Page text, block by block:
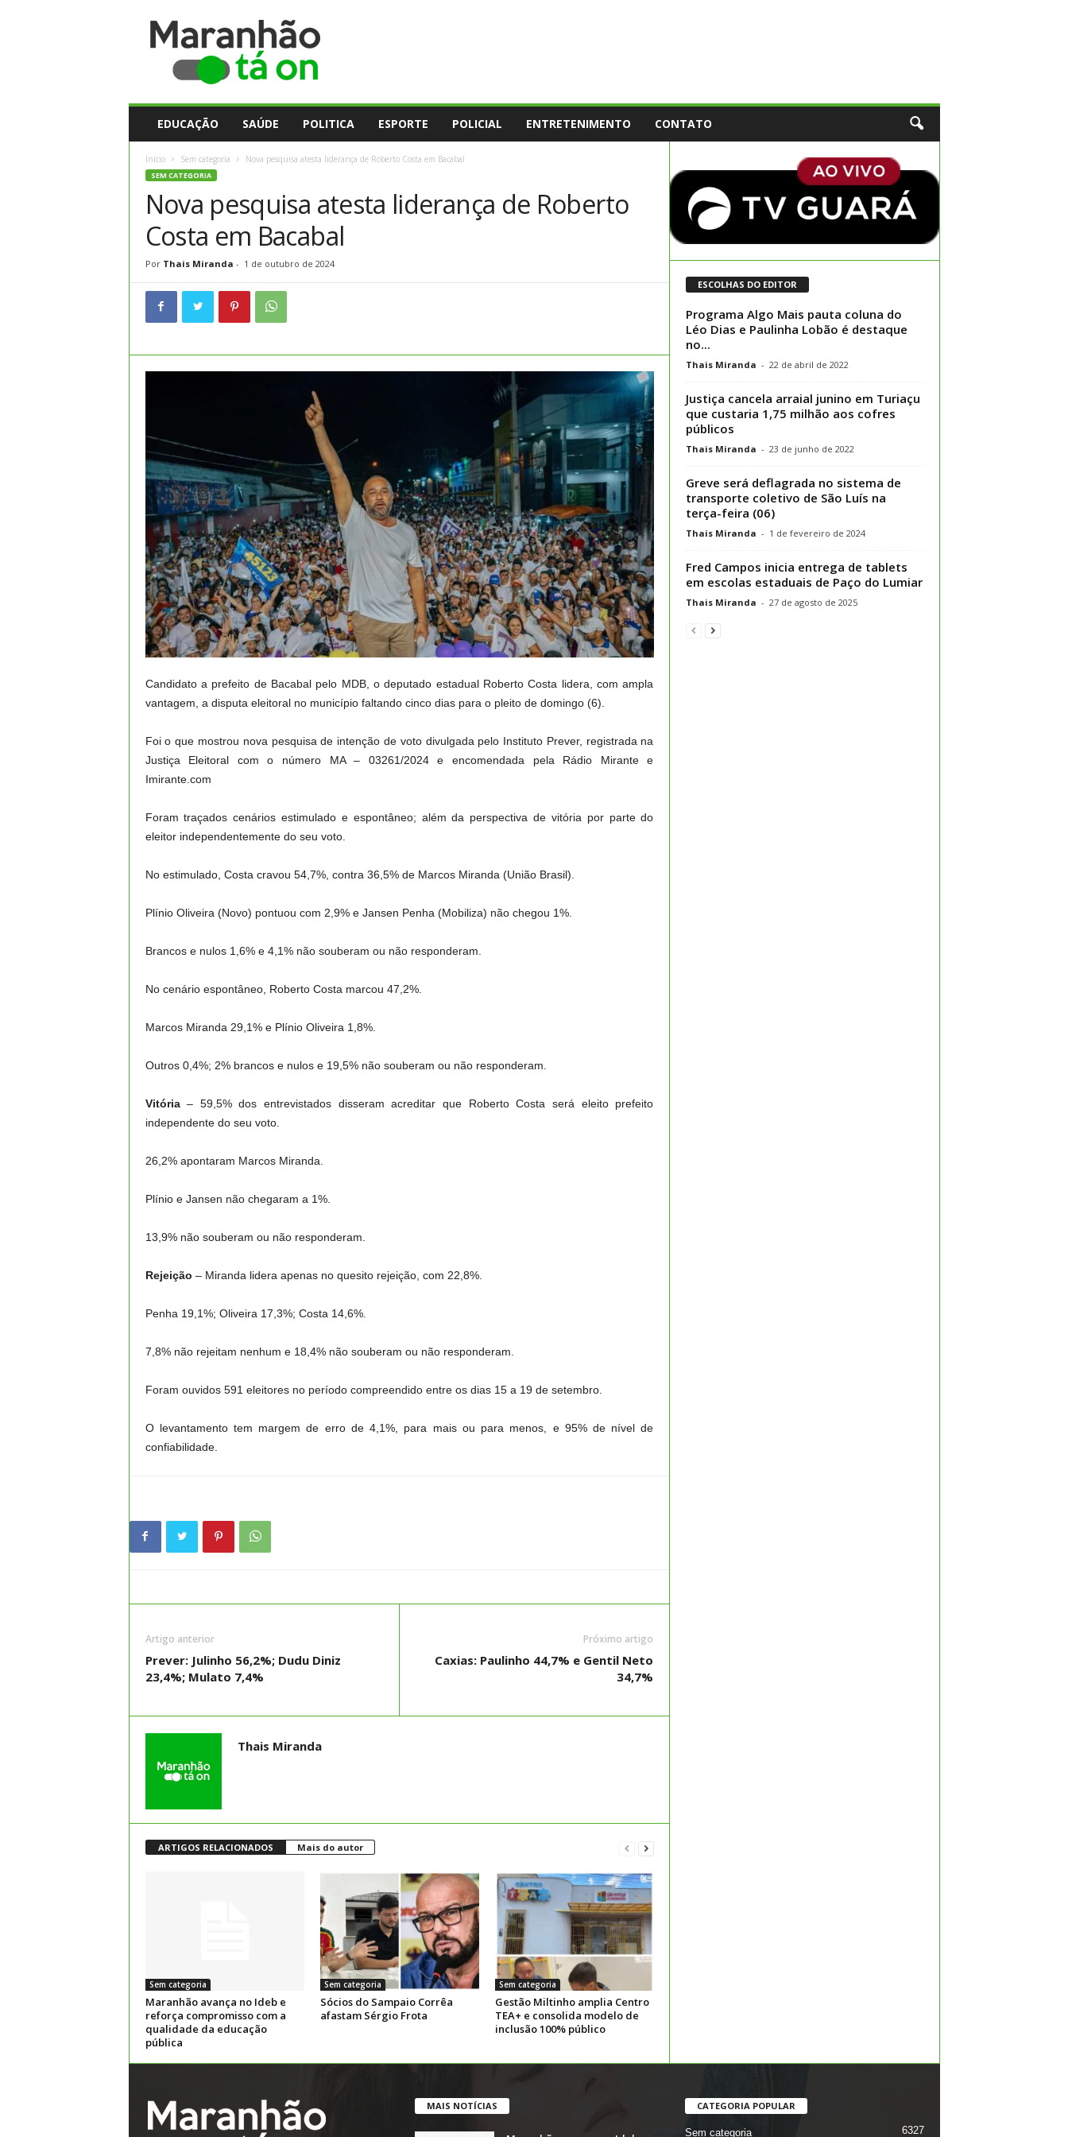
EDUCAÇÃO SAÚDE POLITICA ESPORTE POLICIAL ENTRETENIMENTO CONTATO
Início Sem categoria Nova pesquisa atesta liderança de Roberto Costa em Bacabal
SEM CATEGORIA
Nova pesquisa atesta liderança de Roberto
Costa em Bacabal
Por Thais Miranda - 1 de outubro de 2024
Candidato a prefeito de Bacabal pelo MDB, o deputado estadual Roberto Costa lidera, com ampla
vantagem, a disputa eleitoral no município faltando cinco dias para o pleito de domingo (6).
Foi o que mostrou nova pesquisa de intenção de voto divulgada pelo Instituto Prever, registrada na
Justiça Eleitoral com o número MA – 03261/2024 e encomendada pela Rádio Mirante e
Imirante.com
Foram traçados cenários estimulado e espontâneo; além da perspectiva de vitória por parte do
eleitor independentemente do seu voto.
No estimulado, Costa cravou 54,7%, contra 36,5% de Marcos Miranda (União Brasil).
Plínio Oliveira (Novo) pontuou com 2,9% e Jansen Penha (Mobiliza) não chegou 1%.
Brancos e nulos 1,6% e 4,1% não souberam ou não responderam.
No cenário espontâneo, Roberto Costa marcou 47,2%.
Marcos Miranda 29,1% e Plínio Oliveira 1,8%.
Outros 0,4%; 2% brancos e nulos e 19,5% não souberam ou não responderam.
Vitória– 59,5% dos entrevistados disseram acreditar que Roberto Costa será eleito prefeito
independente do seu voto.
26,2% apontaram Marcos Miranda.
Plínio e Jansen não chegaram a 1%.
13,9% não souberam ou não responderam.
Rejeição – Miranda lidera apenas no quesito rejeição, com 22,8%.
Penha 19,1%; Oliveira 17,3%; Costa 14,6%.
7,8% não rejeitam nenhum e 18,4% não souberam ou não responderam.
Foram ouvidos 591 eleitores no período compreendido entre os dias 15 a 19 de setembro.
O levantamento tem margem de erro de 4,1%, para mais ou para menos, e 95% de nível de
confiabilidade.
Artigo anterior
Prever: Julinho 56,2%; Dudu Diniz
23,4%; Mulato 7,4%
Próximo artigo
Caxias: Paulinho 44,7% e Gentil Neto
34,7%
Thais Miranda
ARTIGOS RELACIONADOS Mais do autor
Sem categoria
Maranhão avança no Ideb e
reforça compromisso com a
qualidade da educação
pública
Sem categoria
Sócios do Sampaio Corrêa
afastam Sérgio Frota
Sem categoria
Gestão Miltinho amplia Centro
TEA+ e consolida modelo de
inclusão 100% público
ESCOLHAS DO EDITOR
Programa Algo Mais pauta coluna do
Léo Dias e Paulinha Lobão é destaque
no...
Thais Miranda - 22 de abril de 2022
Justiça cancela arraial junino em Turiaçu
que custaria 1,75 milhão aos cofres
públicos
Thais Miranda - 23 de junho de 2022
Greve será deflagrada no sistema de
transporte coletivo de São Luís na
terça-feira (06)
Thais Miranda - 1 de fevereiro de 2024
Fred Campos inicia entrega de tablets
em escolas estaduais de Paço do Lumiar
Thais Miranda - 27 de agosto de 2025
MAIS NOTÍCIAS CATEGORIA POPULAR
Sem categoria 6327